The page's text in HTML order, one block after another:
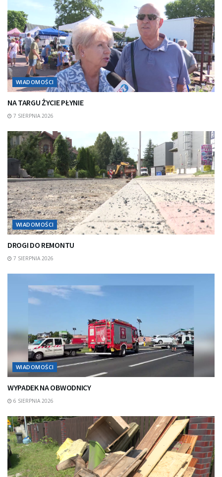
WIADOMOŚCI
NA TARGU ŻYCIE PŁYNIE
7 SIERPNIA 2026
WIADOMOŚCI
DROGI DO REMONTU
7 SIERPNIA 2026
WIADOMOŚCI
WYPADEK NA OBWODNICY
6 SIERPNIA 2026